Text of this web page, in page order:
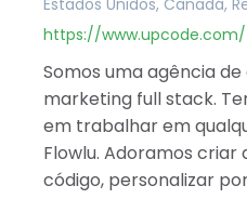
Estados Unidos, Canadá,
https://www.upcode.com/
Somos uma agência
marketing full stack.
em trabalhar em
Flowlu. Adoramos criar
código, personalizar